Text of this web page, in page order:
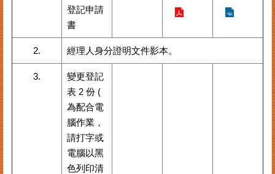
規
登記申請
書
2. 經理人身分證明文件影本。
3.
變更登記
表 2 份 (
為配合電
腦作業，
請打字或
電腦以黑
色列印清